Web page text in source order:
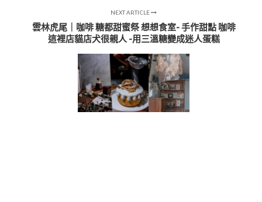
NEXT ARTICLE
雲林虎尾｜咖啡 糖都甜蜜祭 想想食室- 手作甜點 咖啡
這裡店貓店犬很親人 -用三溫糖變成迷人蛋糕